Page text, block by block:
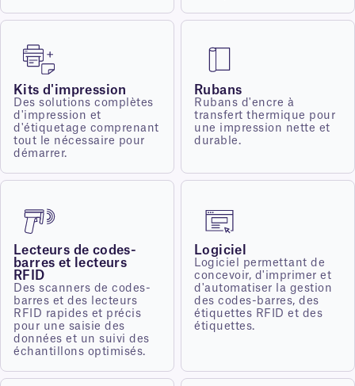
Kits d'impression
Des solutions complètes
d'impression et
d'étiquetage comprenant
tout le nécessaire pour
démarrer.
Rubans
Rubans d'encre à
transfert thermique pour
une impression nette et
durable.
Lecteurs de codes-
barres et lecteurs
RFID
Des scanners de codes-
barres et des lecteurs
RFID rapides et précis
pour une saisie des
données et un suivi des
échantillons optimisés.
Logiciel
Logiciel permettant de
concevoir, d'imprimer et
d'automatiser la gestion
des codes-barres, des
étiquettes RFID et des
étiquettes.